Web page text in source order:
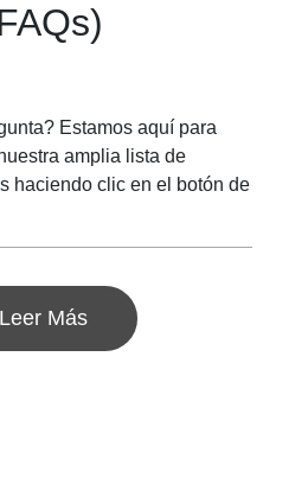
Estamos aquí para
amplia lista de
haciendo clic en el botón de
Leer Más